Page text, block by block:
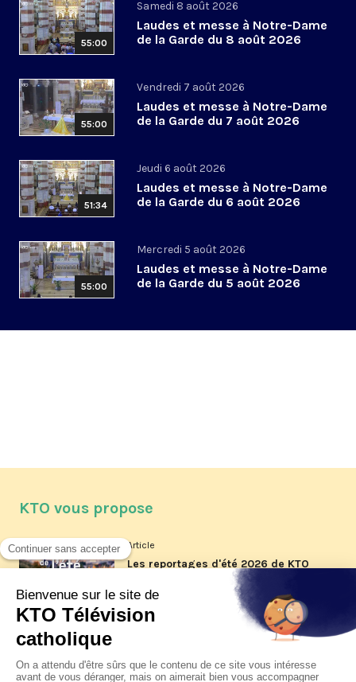
55:00
Samedi 8 août 2026
Laudes et messe à Notre-Dame
de la Garde du 8 août 2026
55:00
Vendredi 7 août 2026
Laudes et messe à Notre-Dame
de la Garde du 7 août 2026
51:34
Jeudi 6 août 2026
Laudes et messe à Notre-Dame
de la Garde du 6 août 2026
55:00
Mercredi 5 août 2026
Laudes et messe à Notre-Dame
de la Garde du 5 août 2026
KTO vous propose
Article
Les reportages d'été 2026 de KTO
Article
La visite pastorale du pape Léon
jeudi 6 août